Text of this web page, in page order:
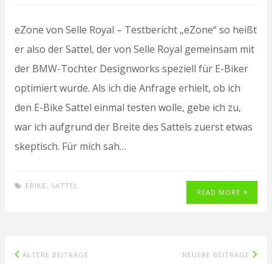
eZone von Selle Royal – Testbericht „eZone“ so heißt
er also der Sattel, der von Selle Royal gemeinsam mit
der BMW-Tochter Designworks speziell für E-Biker
optimiert wurde. Als ich die Anfrage erhielt, ob ich
den E-Bike Sattel einmal testen wolle, gebe ich zu,
war ich aufgrund der Breite des Sattels zuerst etwas
skeptisch. Für mich sah…
EBIKE , SATTEL
READ MORE
Beitragsnavigation
ÄLTERE BEITRÄGE NEUERE BEITRÄGE